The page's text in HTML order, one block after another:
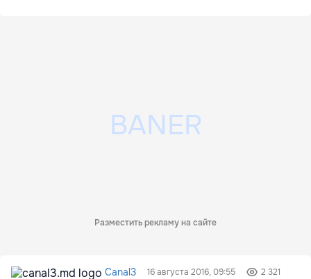
Разместить рекламу на сайте
Canal3 16 августа 2016, 09:55 2 321